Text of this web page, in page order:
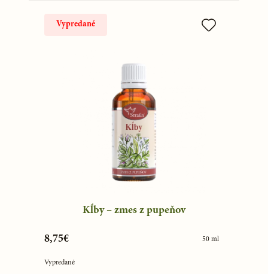
Vypredané
Kĺby – zmes z pupeňov
8,75€ 50 ml
Vypredané